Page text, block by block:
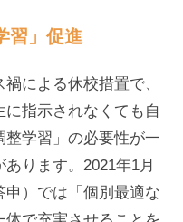
習」促進
による休校措置で、
指示されなくても自
学習」の必要性が一
ります。2021年1月
）では「個別最適な